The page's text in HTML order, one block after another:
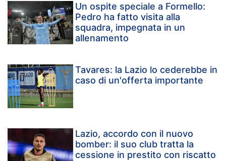
Un ospite speciale a Formello:
Pedro ha fatto visita alla
squadra, impegnata in un
allenamento
Tavares: la Lazio lo cederebbe in
caso di un'offerta importante
Lazio, accordo con il nuovo
bomber: il suo club tratta la
cessione in prestito con riscatto